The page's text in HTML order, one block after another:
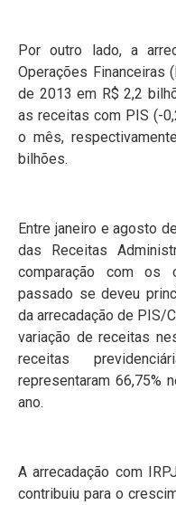
Por outro lado, a
Operações Financeiras
de 2013 em R$ 2,2
as receitas com PIS (-
o mês,
bilhões.
Entre janeiro e agosto
das Receitas
comparação com os
passado se deveu
da arrecadação de PIS/
variação de receitas
receitas
representaram 66,75%
ano.
A arrecadação com
contribuiu para o